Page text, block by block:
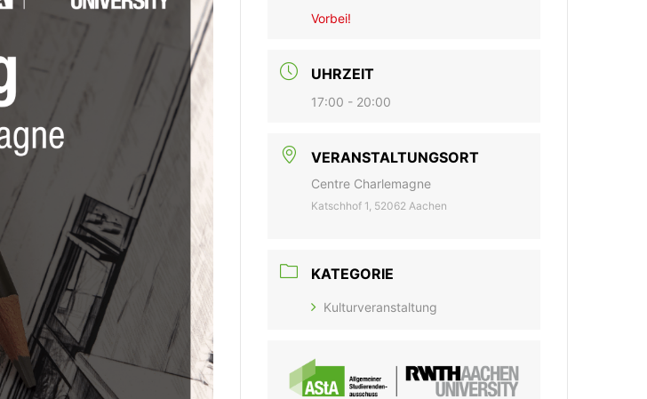
Vorbei!
UHRZEIT
17:00 - 20:00
VERANSTALTUNGSORT
Centre Charlemagne
Katschhof 1, 52062 Aachen
KATEGORIE
Kulturveranstaltung